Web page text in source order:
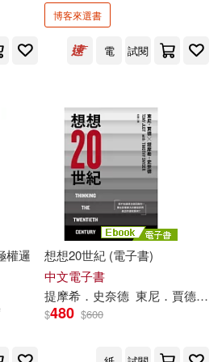
博客來選書
電 試閱
權邏
想想20世紀 (電子書)
中文電子書
提摩希．史奈德 東尼．賈德 非
$480 $600